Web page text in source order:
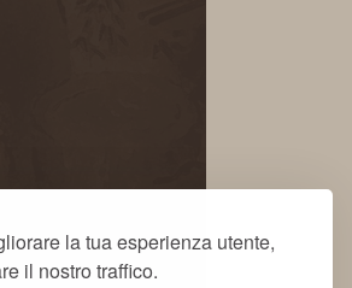
la tua esperienza utente,
il nostro traffico.